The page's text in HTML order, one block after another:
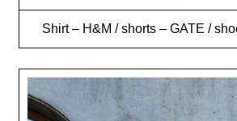
Shirt – H&M / shorts – GATE /